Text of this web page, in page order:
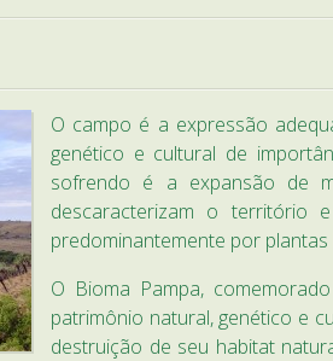
O campo é a expressão
genético e cultural de
sofrendo é a expansão de
descaracterizam o território
predominantemente por
O Bioma Pampa,
patrimônio natural, genético e
destruição de seu habitat